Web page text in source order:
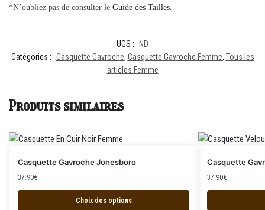
*N’oubliez pas de consulter le Guide des Tailles
UGS :
ND
Catégories : Casquette Gavroche, Casquette Gavroche Femme, Tous les
articles Femme
Produits similaires
Casquette Gavroche Jonesboro
37.90€
Choix des options
Casquette
37.90€